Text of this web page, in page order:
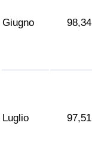
Giugno 98,34
Luglio 97,51